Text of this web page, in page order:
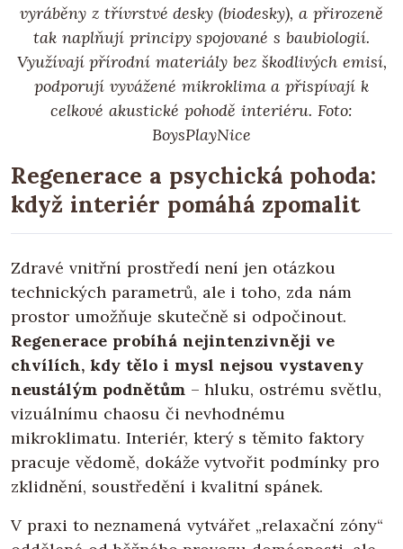
vyráběny z třívrstvé desky (biodesky), a přirozeně
tak naplňují principy spojované s baubiologií.
Využívají přírodní materiály bez škodlivých emisí,
podporují vyvážené mikroklima a přispívají k
celkové akustické pohodě interiéru. Foto:
BoysPlayNice
Regenerace a psychická pohoda:
když interiér pomáhá zpomalit
Zdravé vnitřní prostředí není jen otázkou
technických parametrů, ale i toho, zda nám
prostor umožňuje skutečně si odpočinout.
Regenerace probíhá nejintenzivněji ve
chvílích, kdy tělo i mysl nejsou vystaveny
neustálým podnětům– hluku, ostrému světlu,
vizuálnímu chaosu či nevhodnému
mikroklimatu. Interiér, který s těmito faktory
pracuje vědomě, dokáže vytvořit podmínky pro
zklidnění, soustředění i kvalitní spánek.
V praxi to neznamená vytvářet „relaxační zóny“